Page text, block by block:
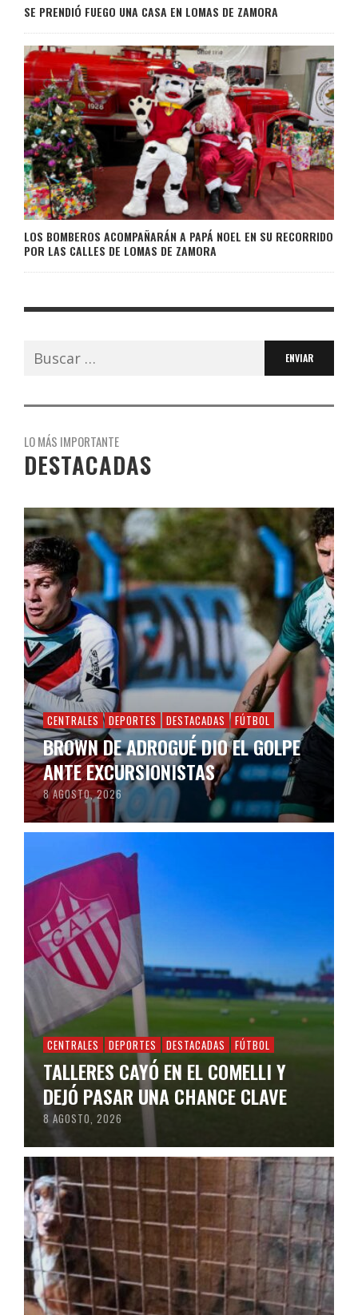
SE PRENDIÓ FUEGO UNA CASA EN LOMAS DE ZAMORA
LOS BOMBEROS ACOMPAÑARÁN A PAPÁ NOEL EN SU RECORRIDO
POR LAS CALLES DE LOMAS DE ZAMORA
Buscar:
LO MÁS IMPORTANTE
DESTACADAS
CENTRALES DEPORTES DESTACADAS FÚTBOL
BROWN DE ADROGUÉ DIO EL GOLPE
ANTE EXCURSIONISTAS
8 AGOSTO, 2026
CENTRALES DEPORTES DESTACADAS FÚTBOL
TALLERES CAYÓ EN EL COMELLI Y
DEJÓ PASAR UNA CHANCE CLAVE
8 AGOSTO, 2026